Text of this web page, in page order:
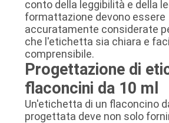
conto della leggibilità e della
formattazione devono essere
accuratamente considerate
che l'etichetta sia chiara e
comprensibile.
Progettazione di
flaconcini da 10 ml
Un'etichetta di un flaconcino
progettata deve non solo